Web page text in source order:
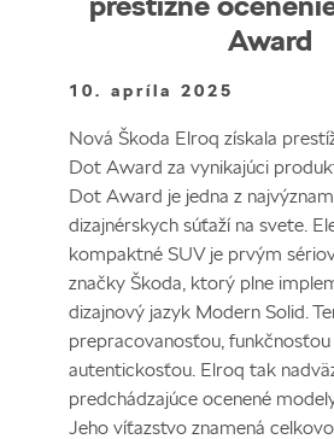
Award
10. apríla 2025
Nová Škoda Elroq získala
Dot Award za vynikajúci
Dot Award je jedna z
dizajnérskych súťaží na svete.
kompaktné SUV je prvým
značky Škoda, ktorý plne
dizajnový jazyk Modern Solid.
prepracovanosťou, funkčnosťou
autentickosťou. Elroq tak
predchádzajúce ocenené
Jeho víťazstvo znamená